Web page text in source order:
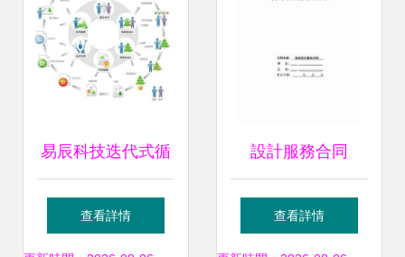
易辰科技迭代式循
環周期中的設計師
查看詳情
設計服務合同
查看詳情